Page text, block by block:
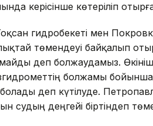
керісінше көтеріліп
Тоқсан гидробекеті мен
төмендеуі байқалып
деп болжаудамыз.
болжамы бойынша
деп күтілуде.
судың деңгейі біртіндеп